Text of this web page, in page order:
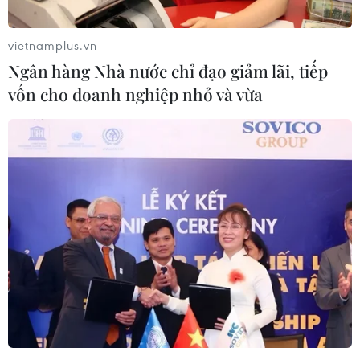
TIN LIÊN QUAN
Ngày Quốc tế Yoga: Hướng tới xây dựng xã
vietnamplus.vn
Ngân hàng Nhà nước chỉ đạo giảm lãi, tiếp
vốn cho doanh nghiệp nhỏ và vừa